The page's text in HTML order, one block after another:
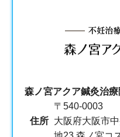
森ノ宮アクア鍼灸治療
住所
〒540-0003
大阪府大阪市